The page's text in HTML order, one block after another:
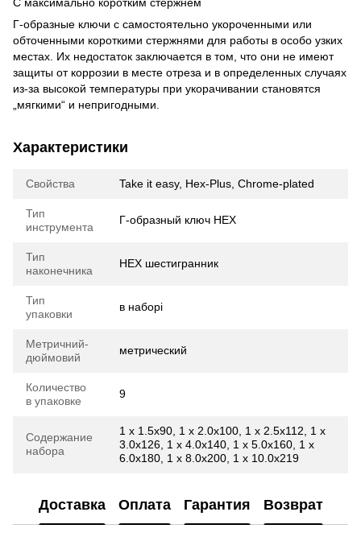
Г-образные ключи с самостоятельно укороченными или
обточенными короткими стержнями для работы в особо узких
местах. Их недостаток заключается в том, что они не имеют
защиты от коррозии в месте отреза и в определенных случаях
из-за высокой температуры при укорачивании становятся
„мягкими“ и непригодными.
Характеристики
Свойства Take it easy, Hex-Plus, Chrome-plated
Тип
инструмента
Г-образный ключ HEX
Тип
наконечника
HEX шестигранник
Тип
упаковки
в наборі
Метричний-
дюймовий
метрический
Количество
в упаковке
9
Содержание
набора
1 x 1.5x90, 1 x 2.0x100, 1 x 2.5x112, 1 x
3.0x126, 1 x 4.0x140, 1 x 5.0x160, 1 x
6.0x180, 1 x 8.0x200, 1 x 10.0x219
Доставка Оплата Гарантия Возврат